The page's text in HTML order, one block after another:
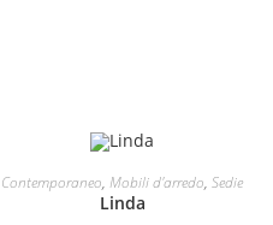
AGGIUNGI AL CARRELLO
Contemporaneo,Mobili d'arredo,Sedie
Linda